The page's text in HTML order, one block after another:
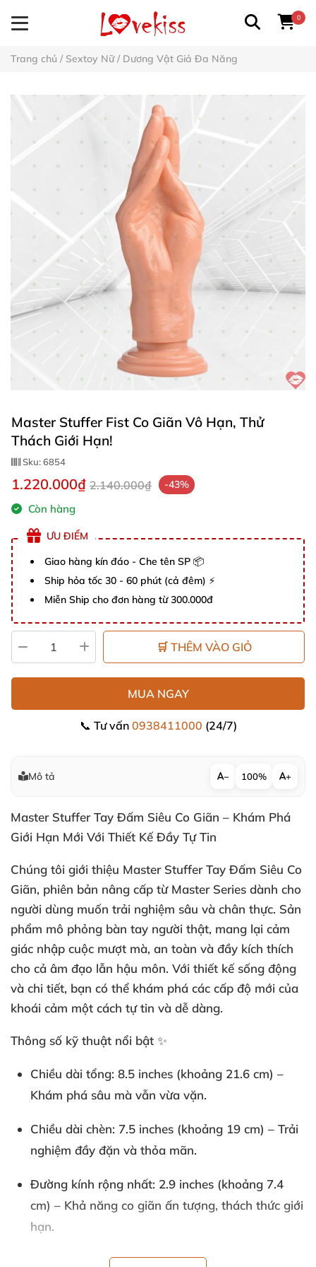
0
Trang chủ / Sextoy Nữ/ Dương Vật Giả Đa Năng
Master Stuffer Fist Co Giãn Vô Hạn, Thử
Thách Giới Hạn!
Sku:6854
1.220.000₫ 2.140.000₫ -43%
Còn hàng
ƯU ĐIỂM
Giao hàng kín đáo - Che tên SP 📦
Ship hỏa tốc 30 - 60 phút (cả đêm) ⚡
Miễn Ship cho đơn hàng từ 300.000đ
🛒 THÊM VÀO GIỎ
MUA NGAY
📞 Tư vấn 0938411000 (24/7)
Mô tả − 100% +
Master Stuffer Tay Đấm Siêu Co Giãn – Khám Phá
Giới Hạn Mới Với Thiết Kế Đầy Tự Tin
Chúng tôi giới thiệu Master Stuffer Tay Đấm Siêu Co
Giãn, phiên bản nâng cấp từ Master Series dành cho
người dùng muốn trải nghiệm sâu và chân thực. Sản
phẩm mô phỏng bàn tay người thật, mang lại cảm
giác nhập cuộc mượt mà, an toàn và đầy kích thích
cho cả âm đạo lẫn hậu môn. Với thiết kế sống động
và chi tiết, bạn có thể khám phá các cấp độ mới của
khoái cảm một cách tự tin và dễ dàng.
Thông số kỹ thuật nổi bật ✨
Chiều dài tổng: 8.5 inches (khoảng 21.6 cm) –
Khám phá sâu mà vẫn vừa vặn.
Chiều dài chèn: 7.5 inches (khoảng 19 cm) – Trải
nghiệm đầy đặn và thỏa mãn.
Đường kính rộng nhất: 2.9 inches (khoảng 7.4
cm) – Khả năng co giãn ấn tượng, thách thức giới
hạn.
Chất liệu: PVC không phthalate, an toàn cho cơ